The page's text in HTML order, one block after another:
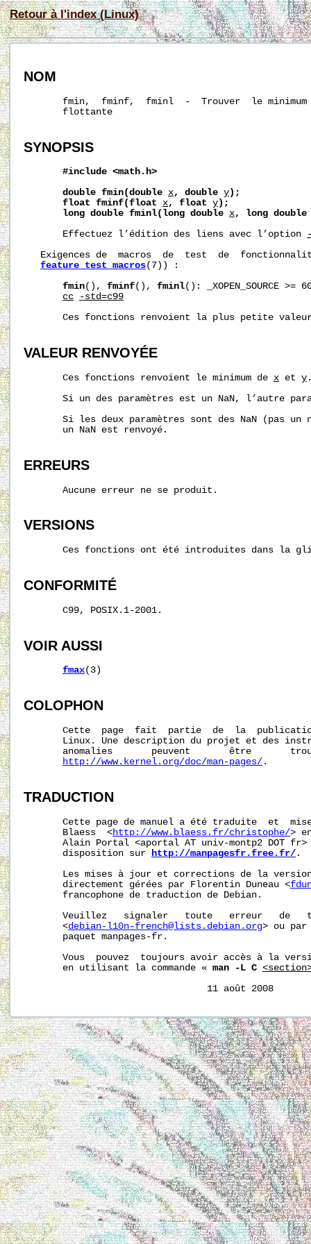
Retour à l'index (Linux)
NOM
fmin,  fminf,  fminl  -  Trouver  le
       flottante
SYNOPSIS
#include <math.h>
double fmin(double x, double y );
float fminf(float x, float y );
long double fminl(long double x, long double
       Effectuez l’édition des liens avec l’option
Exigences de  macros  de  test  de
feature_test_macros(7)) :
fmin(), fminf(), fminl(): _XOPEN_SOURCE >=
cc
-std=c99
Ces fonctions renvoient la plus petite
VALEUR RENVOYÉE
       Ces fonctions renvoient le minimum de
x et y
Si un des paramètres est un NaN, l’autre
Si les deux paramètres sont des NaN (pas un
       un NaN est renvoyé.
ERREURS
       Aucune erreur ne se produit.
VERSIONS
Ces fonctions ont été introduites dans la
CONFORMITÉ
       C99, POSIX.1-2001.
VOIR AUSSI
fmax(3)
COLOPHON
Cette  page  fait  partie  de  la
Linux. Une description du projet et des
anomalies       peuvent       être
http://www.kernel.org/doc/man-pages/ .
TRADUCTION
Cette page de manuel a été traduite  et
       Blaess  <
http://www.blaess.fr/christophe/>
Alain Portal <aportal AT univ-montp2 DOT
       disposition sur
http://manpagesfr.free.fr/ .
Les mises à jour et corrections de la
       directement gérées par Florentin Duneau <
       francophone de traduction de Debian.
Veuillez   signaler   toute   erreur   de
       <
debian-l10n-french@lists.debian.org> ou par
       paquet manpages-fr.
Vous  pouvez  toujours avoir accès à la
       en utilisant la commande «
man -L C